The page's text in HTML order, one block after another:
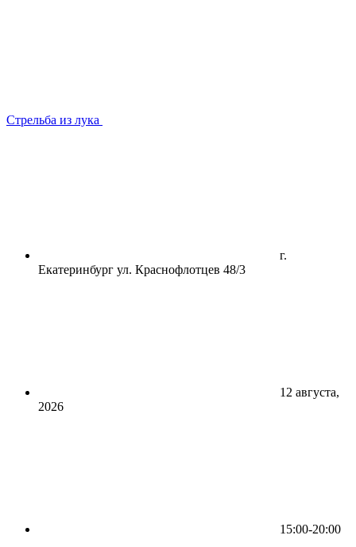
Стрельба из лука
г.
Екатеринбург ул. Краснофлотцев 48/3
12 августа,
2026
15:00-20:00